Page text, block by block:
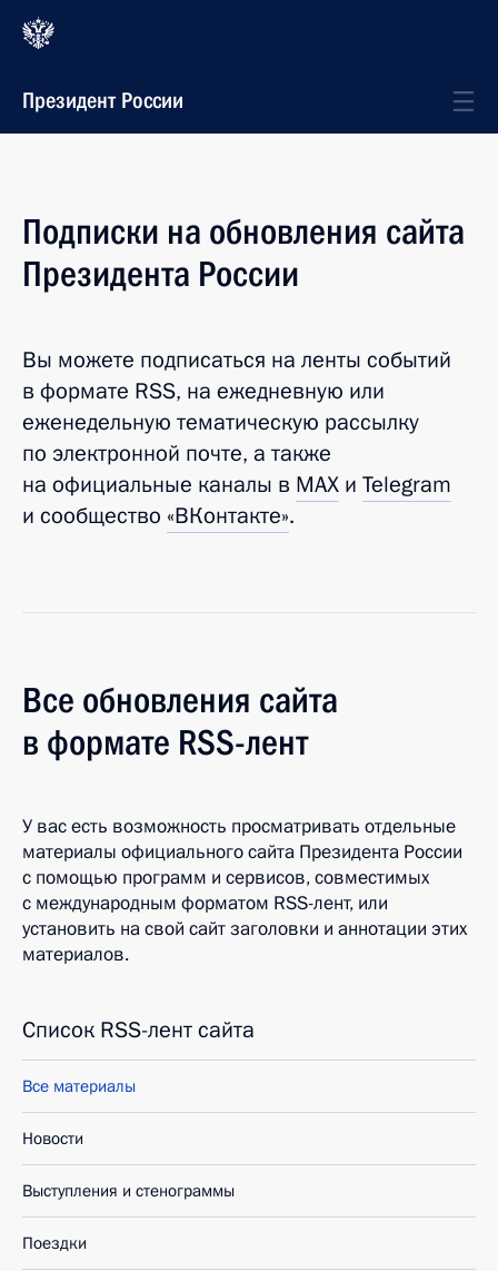
Президент России
Подписки на обновления сайта
Президента России
Вы можете подписаться на ленты событий
в формате RSS, на ежедневную или
еженедельную тематическую рассылку
по электронной почте, а также
на официальные каналы в MAX и Telegram
и сообщество «ВКонтакте».
Все обновления сайта
в формате RSS-лент
У вас есть возможность просматривать отдельные
материалы официального сайта Президента России
с помощью программ и сервисов, совместимых
с международным форматом RSS-лент, или
установить на свой сайт заголовки и аннотации этих
материалов.
Список RSS-лент сайта
Все материалы
Новости
Выступления и стенограммы
Поездки